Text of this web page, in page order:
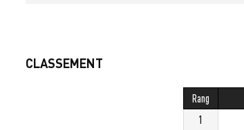
CLASSEMENT
Rang
1